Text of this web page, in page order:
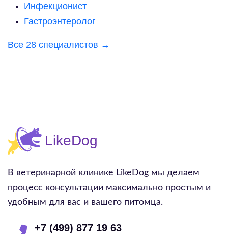
Инфекционист
Гастроэнтеролог
Все 28 специалистов →
В ветеринарной клинике LikeDog мы делаем
процесс консультации максимально простым и
удобным для вас и вашего питомца.
+7 (499) 877 19 63